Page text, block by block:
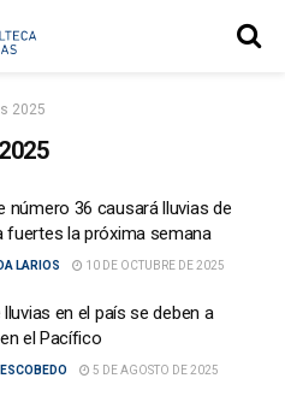
2025
número 36 causará lluvias de
fuertes la próxima semana
LARIOS 10 DE OCTUBRE DE 2025
en el país se deben a
el Pacífico
5 DE AGOSTO DE 2025